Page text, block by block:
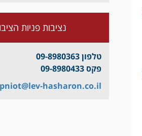
נציבות פניות
טלפון 09-8980363
פקס 09-8980433
hasharon.co.il